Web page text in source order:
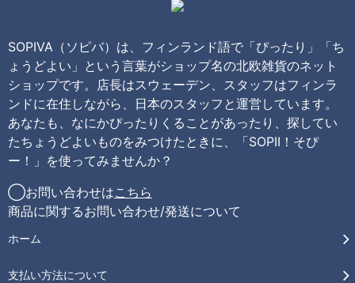
SOPIVA（ソピバ）は、フィンランド語で「ぴったり」「ち
ょうどよい」という言葉がショップ名の北欧雑貨のネット
ショップです。店長はスウェーデン、スタッフはフィンラ
ンドに在住しながら、日本のスタッフと運営しています。
あなたも、なにかぴったりくることがあったり、探してい
たちょうどよいものをみつけたときに、「SOPII！そぴ
ー！」を使ってみませんか？
◯お問い合わせはこちら
商品に関するお問い合わせ/発送について
ホーム
支払い方法について